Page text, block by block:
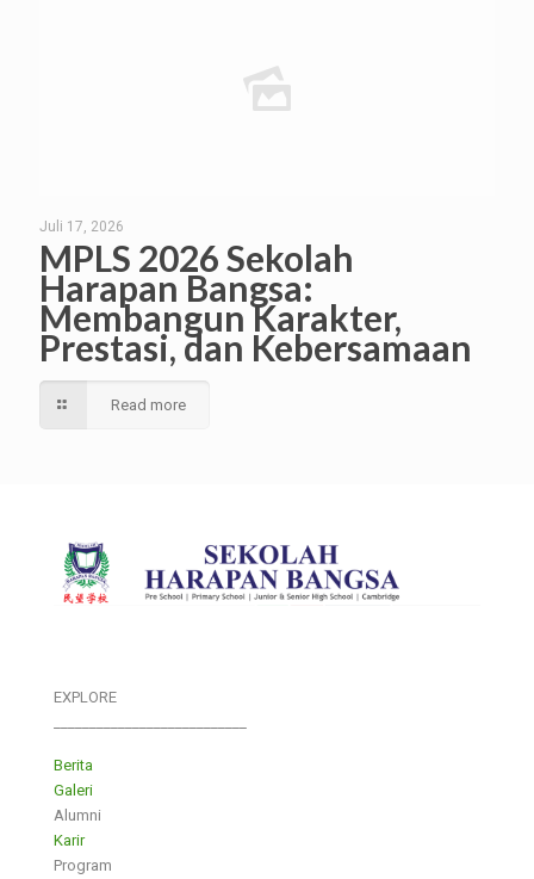
Juli 17, 2026
MPLS 2026 Sekolah
Harapan Bangsa:
Membangun Karakter,
Prestasi, dan Kebersamaan
Read more
EXPLORE
Berita
Galeri
Alumni
Karir
Program